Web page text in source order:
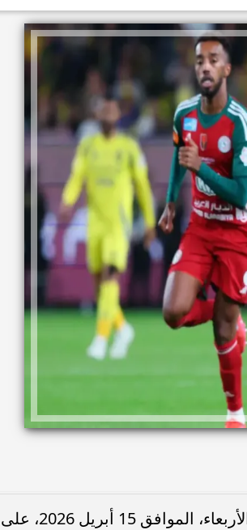
يستعد نادي النصر لاستضافة نظيره نادي الاتفاق مساء اليوم الأربعاء، الموافق 15 أبريل 2026، على